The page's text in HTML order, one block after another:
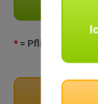
* = Pflichtangaben